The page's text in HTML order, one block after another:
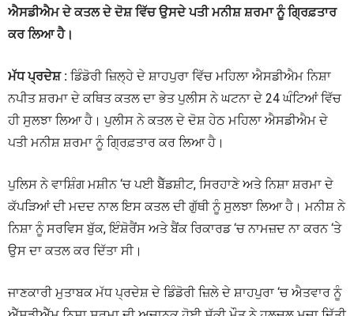
ਐਸਡੀਐਮ ਦੇ ਕਤਲ ਦੇ ਦੋਸ਼ ਵਿੱਚ ਉਸਦੇ ਪਤੀ ਮਨੀਸ਼ ਸ਼ਰਮਾ ਨੂੰ ਗ੍ਰਿਫ਼ਤਾਰ
ਕਰ ਲਿਆ ਹੈ।
ਮੱਧ ਪ੍ਰਦੇਸ਼ : ਡਿੰਡੋਰੀ ਜ਼ਿਲ੍ਹੇ ਦੇ ਸ਼ਾਹਪੁਰਾ ਵਿੱਚ ਮਹਿਲਾ ਐਸਡੀਐਮ ਨਿਸ਼ਾ
ਨਪੀਤ ਸ਼ਰਮਾ ਦੇ ਕਥਿਤ ਕਤਲ ਦਾ ਭੇਤ ਪੁਲੀਸ ਨੇ ਘਟਨਾ ਦੇ 24 ਘੰਟਿਆਂ ਵਿੱਚ
ਹੀ ਸੁਲਝਾ ਲਿਆ ਹੈ। ਪੁਲੀਸ ਨੇ ਕਤਲ ਦੇ ਦੋਸ਼ ਹੇਠ ਮਹਿਲਾ ਐਸਡੀਐਮ ਦੇ
ਪਤੀ ਮਨੀਸ਼ ਸ਼ਰਮਾ ਨੂੰ ਗ੍ਰਿਫ਼ਤਾਰ ਕਰ ਲਿਆ ਹੈ।
ਪੁਲਿਸ ਨੇ ਵਾਸ਼ਿੰਗ ਮਸ਼ੀਨ ‘ਚ ਪਈ ਬੈੱਡਸ਼ੀਟ, ਸਿਰਹਾਣੇ ਅਤੇ ਨਿਸ਼ਾ ਸ਼ਰਮਾ ਦੇ
ਕੱਪੜਿਆਂ ਦੀ ਮਦਦ ਨਾਲ ਇਸ ਕਤਲ ਦੀ ਗੁੱਥੀ ਨੂੰ ਸੁਲਝਾ ਲਿਆ ਹੈ। ਮਨੀਸ਼ ਨੇ
ਨਿਸ਼ਾ ਨੂੰ ਸਰਵਿਸ ਬੁੱਕ, ਇੰਸ਼ੋਰੈਂਸ ਅਤੇ ਬੈਂਕ ਰਿਕਾਰਡ ‘ਚ ਨਾਮਜ਼ਦ ਨਾ ਕਰਨ ‘ਤੇ
ਉਸ ਦਾ ਕਤਲ ਕਰ ਦਿੱਤਾ ਸੀ।
ਜਾਣਕਾਰੀ ਮੁਤਾਬਕ ਮੱਧ ਪ੍ਰਦੇਸ਼ ਦੇ ਡਿੰਡੋਰੀ ਜ਼ਿਲੇ ਦੇ ਸ਼ਾਹਪੁਰਾ ‘ਚ ਐਤਵਾਰ ਨੂੰ